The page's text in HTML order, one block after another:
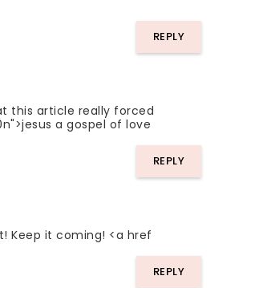
REPLY
this article really forced
a gospel of love
REPLY
Keep it coming! <a href
REPLY